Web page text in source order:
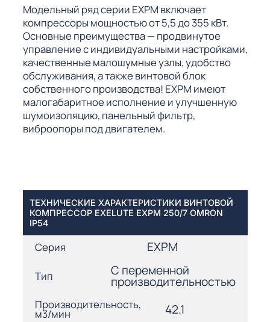
Модельный ряд серии EXPM включает
компрессоры мощностью от 5,5 до 355 кВт.
Основные преимущества — продвинутое
управление с индивидуальными настройками,
качественные малошумные узлы, удобство
обслуживания, а также винтовой блок
собственного производства! EXPM имеют
малогабаритное исполнение и улучшенную
шумоизоляцию, панельный фильтр,
виброопоры под двигателем.
ТЕХНИЧЕСКИЕ ХАРАКТЕРИСТИКИ ВИНТОВОЙ
КОМПРЕССОР EXELUTE EXPM 250/7 OMRON
IP54
Серия EXPM
Тип С переменной
производительностью
Производительность,
м3/мин 42.1